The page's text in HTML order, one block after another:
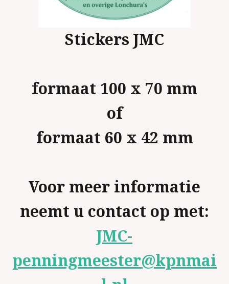
Stickers JMC
formaat 100 x 70 mm
of
formaat 60 x 42 mm
Voor meer informatie
neemt u contact op met:
JMC-
penningmeester@kpnmai